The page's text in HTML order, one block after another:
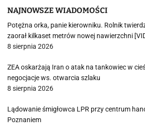
NAJNOWSZE WIADOMOŚCI
Potężna orka, panie kierowniku. Rolnik
zaorał kilkaset metrów nowej nawierzchni
8 sierpnia 2026
ZEA oskarżają Iran o atak na tankowiec w
negocjacje ws. otwarcia szlaku
8 sierpnia 2026
Lądowanie śmigłowca LPR przy centrum
Poznaniem